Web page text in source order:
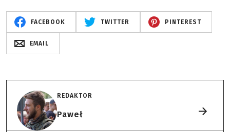
FACEBOOK TWITTER PINTEREST
EMAIL
REDAKTOR
Paweł